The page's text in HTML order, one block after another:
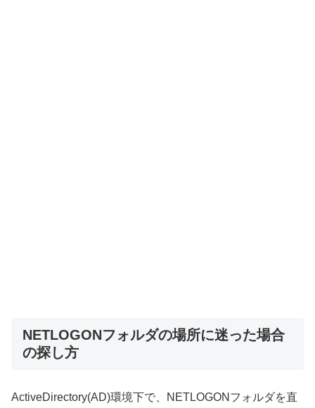
NETLOGONフォルダの場所に迷った場合
の探し方
ActiveDirectory(AD)環境下で、NETLOGONフォルダを直